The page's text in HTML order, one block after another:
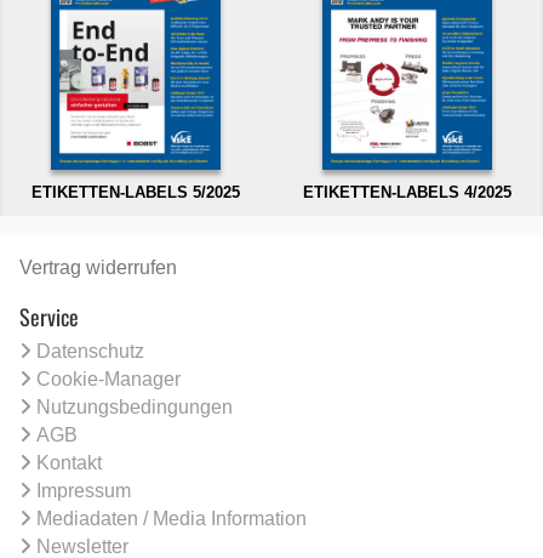
ETIKETTEN-LABELS 5/2025 ETIKETTEN-LABELS 4/2025
Vertrag widerrufen
Service
Datenschutz
Cookie-Manager
Nutzungsbedingungen
AGB
Kontakt
Impressum
Mediadaten / Media Information
Newsletter